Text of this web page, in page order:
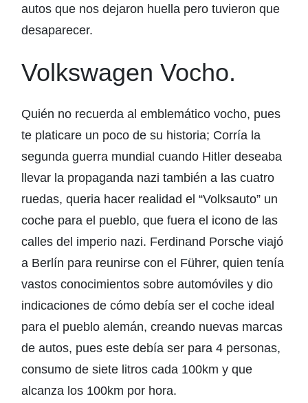
autos que nos dejaron huella pero tuvieron que
desaparecer.
Volkswagen Vocho.
Quién no recuerda al emblemático vocho, pues
te platicare un poco de su historia; Corría la
segunda guerra mundial cuando Hitler deseaba
llevar la propaganda nazi también a las cuatro
ruedas, queria hacer realidad el “Volksauto” un
coche para el pueblo, que fuera el icono de las
calles del imperio nazi. Ferdinand Porsche viajó
a Berlín para reunirse con el Führer, quien tenía
vastos conocimientos sobre automóviles y dio
indicaciones de cómo debía ser el coche ideal
para el pueblo alemán, creando nuevas marcas
de autos, pues este debía ser para 4 personas,
consumo de siete litros cada 100km y que
alcanza los 100km por hora.